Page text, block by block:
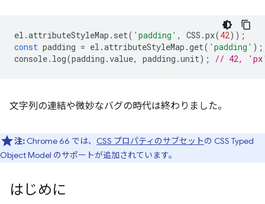
el .attributeStyleMap . set( 'padding' , CSS .px(42));
const padding = el .attributeStyleMap .get( 'padding' );
console. log(padding .value, padding .unit); // 42,
文字列の連結や微妙なバグの時代は終わりました。
注: Chrome 66 では、 CSS プロパティのサブセットの CSS Typed
Object Model のサポートが追加されています。
はじめに